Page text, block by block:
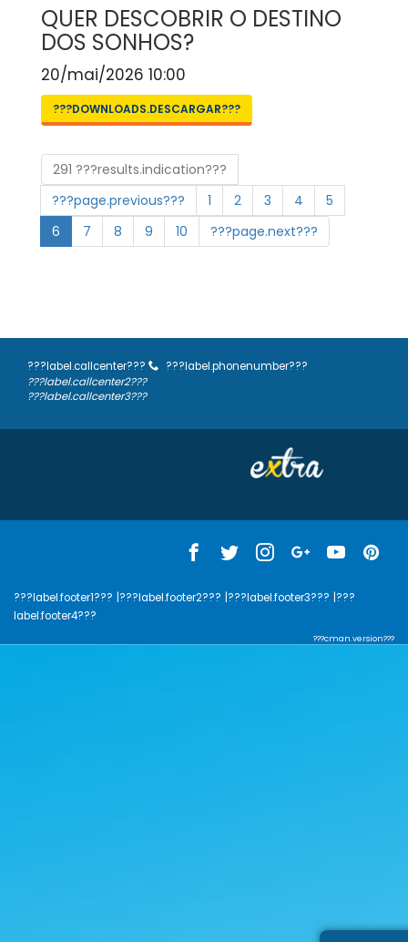
QUER DESCOBRIR O DESTINO
DOS SONHOS?
20/mai/2026 10:00
???DOWNLOADS.DESCARGAR???
291 ???results.indication???
???page.previous???
1 2 3 4
5
6
7 8 9 10 ???page.next???
???label.callcenter???
???label.phonenumber???
???label.callcenter2???
???label.callcenter3???
???label.footer1??? |???label.footer2??? |???label.footer3??? |???
label.footer4???
???cman.version???